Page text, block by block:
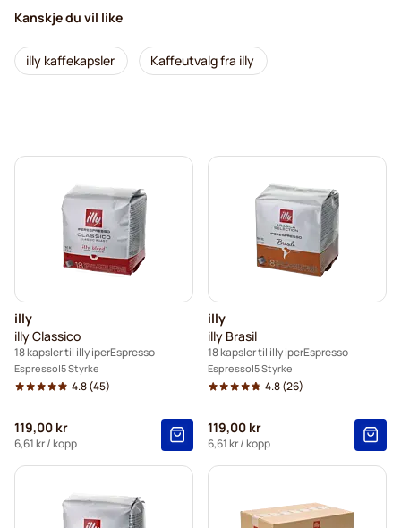
illy
illy Classico
18 kapsler til illy iperEspresso
Espresso 5 Styrke
4.8(45)
119,00 kr
6,61 kr/ kopp
illy
illy Brasil
18 kapsler til illy iperEspresso
Espresso 5 Styrke
4.8(26)
119,00 kr
6,61 kr/ kopp
Kanskje du vil like
illy kaffekapsler Kaffeutvalg fra illy